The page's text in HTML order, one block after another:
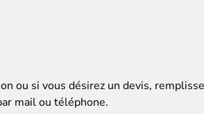
ou si vous désirez un devis,
mail ou téléphone.